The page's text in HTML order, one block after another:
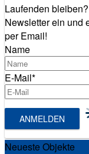
Laufenden
Newsletter ein und
per Email!
Name
E-Mail*
Neueste Objekte